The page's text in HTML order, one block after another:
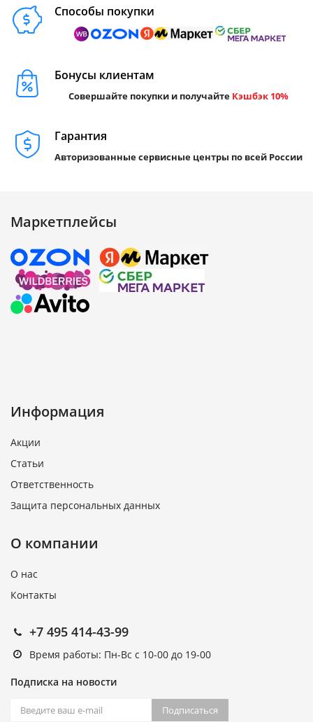
Способы покупки
Бонусы клиентам
Совершайте покупки и получайте Кэшбэк 10%
Гарантия
Авторизованные сервисные центры по всей России
Маркетплейсы
Информация
Акции
Статьи
Ответственность
Защита персональных данных
О компании
О нас
Контакты
+7 495 414-43-99
Время работы: Пн-Вс с 10-00 до 19-00
Подписка на новости
Подписаться